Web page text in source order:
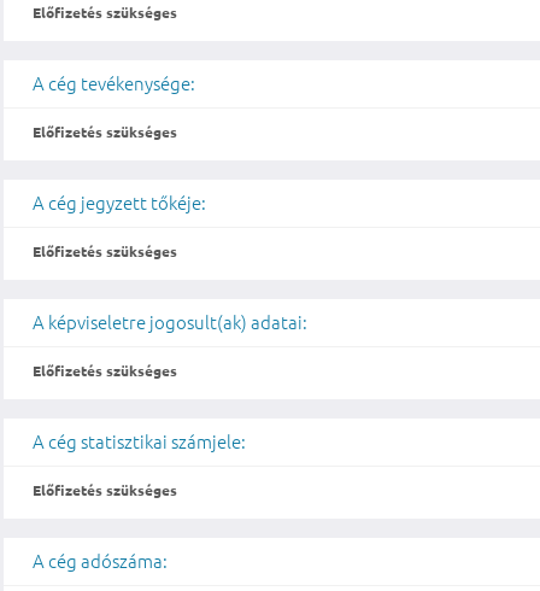
Előfizetés szükséges
A cég tevékenysége:
Előfizetés szükséges
A cég jegyzett tőkéje:
Előfizetés szükséges
A képviseletre jogosult(ak) adatai:
Előfizetés szükséges
A cég statisztikai számjele:
Előfizetés szükséges
A cég adószáma: